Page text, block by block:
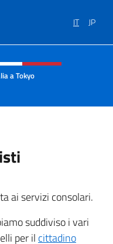
IT JP
e menù
a Tokyo
ai servizi consolari.
suddiviso i vari
per il cittadino